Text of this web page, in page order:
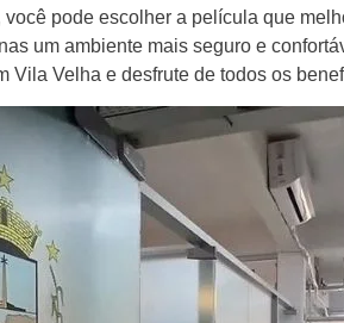
pode escolher a película que
um ambiente mais seguro e
Vila Velha e desfrute de todos os